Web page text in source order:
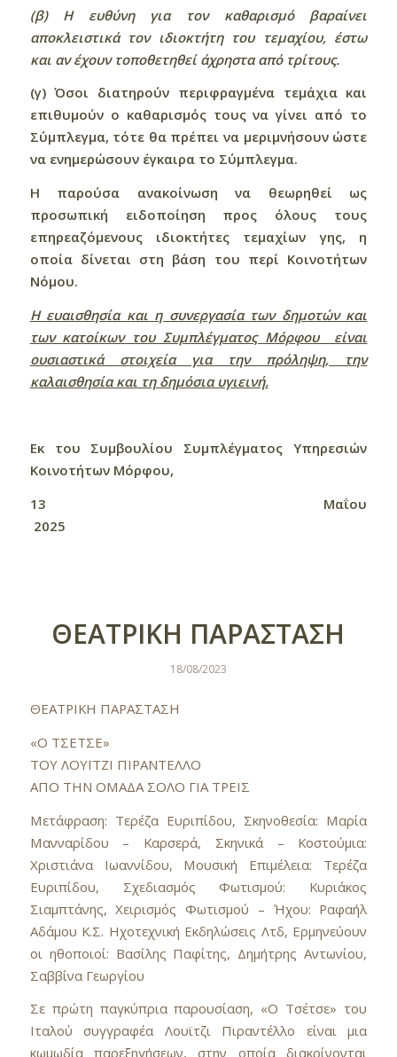
(β) Η ευθύνη για τον καθαρισμό βαραίνει
αποκλειστικά τον ιδιοκτήτη του τεμαχίου, έστω
και αν έχουν τοποθετηθεί άχρηστα από τρίτους.
(γ) Όσοι διατηρούν περιφραγμένα τεμάχια και
επιθυμούν ο καθαρισμός τους να γίνει από το
Σύμπλεγμα, τότε θα πρέπει να μεριμνήσουν ώστε
να ενημερώσουν έγκαιρα το Σύμπλεγμα.
Η παρούσα ανακοίνωση να θεωρηθεί ως
προσωπική ειδοποίηση προς όλους τους
επηρεαζόμενους ιδιοκτήτες τεμαχίων γης, η
οποία δίνεται στη βάση του περί Κοινοτήτων
Νόμου.
Η ευαισθησία και η συνεργασία των δημοτών και
των κατοίκων του Συμπλέγματος Μόρφου είναι
ουσιαστικά στοιχεία για την πρόληψη, την
καλαισθησία και τη δημόσια υγιεινή.
Εκ του Συμβουλίου Συμπλέγματος Υπηρεσιών
Κοινοτήτων Μόρφου,
13 Μαΐου
2025
ΘΕΑΤΡΙΚΗ ΠΑΡΑΣΤΑΣΗ
18/08/2023
ΘΕΑΤΡΙΚΗ ΠΑΡΑΣΤΑΣΗ
«Ο ΤΣΕΤΣΕ»
ΤΟΥ ΛΟΥΪΤΖΙ ΠΙΡΑΝΤΕΛΛΟ
ΑΠΟ ΤΗΝ ΟΜΑΔΑ ΣΟΛΟ ΓΙΑ ΤΡΕΙΣ
Μετάφραση: Τερέζα Ευριπίδου, Σκηνοθεσία: Μαρία
Μανναρίδου – Καρσερά, Σκηνικά – Κοστούμια:
Χριστιάνα Ιωαννίδου, Μουσική Επιμέλεια: Τερέζα
Ευριπίδου, Σχεδιασμός Φωτισμού: Κυριάκος
Σιαμπτάνης, Χειρισμός Φωτισμού – Ήχου: Ραφαήλ
Αδάμου Κ.Σ. Ηχοτεχνική Εκδηλώσεις Λτδ, Ερμηνεύουν
οι ηθοποιοί: Βασίλης Παφίτης, Δημήτρης Αντωνίου,
Σαββίνα Γεωργίου
Σε πρώτη παγκύπρια παρουσίαση, «Ο Τσέτσε» του
Ιταλού συγγραφέα Λουϊτζι Πιραντέλλο είναι μια
κωμωδία παρεξηγήσεων, στην οποία διακρίνονται